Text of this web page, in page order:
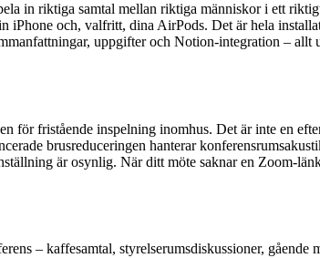
in riktiga samtal mellan riktiga människor i ett
iPhone och, valfritt, dina AirPods. Det är hela
uppgifter och Notion-integration – allt
för fristående inspelning inomhus. Det är inte en
brusreduceringen hanterar
är osynlig. När ditt möte saknar en Zoom-
– kaffesamtal, styrelserumsdiskussioner, gående